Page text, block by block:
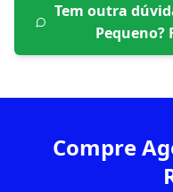
Tem outra
Pequeno?
Compre